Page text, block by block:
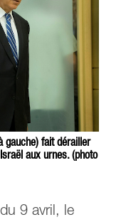
gauche) fait dérailler
aux urnes. (photo
9 avril, le